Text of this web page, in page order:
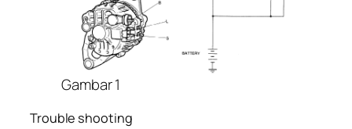
Gambar 1
Trouble shooting